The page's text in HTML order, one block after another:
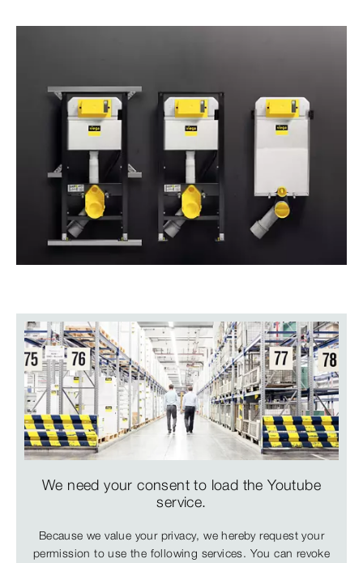
We need your consent to load the Youtube
service.
Because we value your privacy, we hereby request your
permission to use the following services. You can revoke